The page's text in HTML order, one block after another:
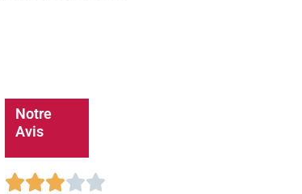
Notre
Avis
